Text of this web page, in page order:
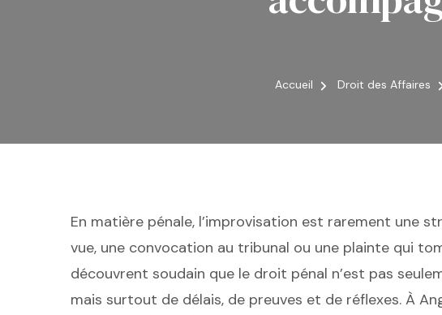
Accueil Droit des Affaires
En matière pénale, l’improvisation est rarement une
vue, une convocation au tribunal ou une plainte qui
découvrent soudain que le droit pénal n’est pas
mais surtout de délais, de preuves et de réflexes. À